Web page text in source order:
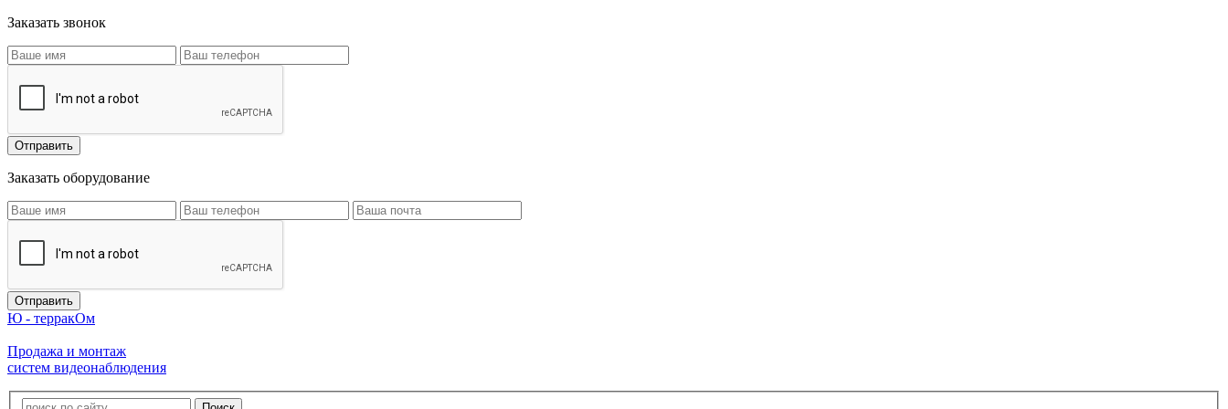
Заказать звонок
Заказать оборудование
Ю - терракОм
Продажа и монтаж
систем видеонаблюдения